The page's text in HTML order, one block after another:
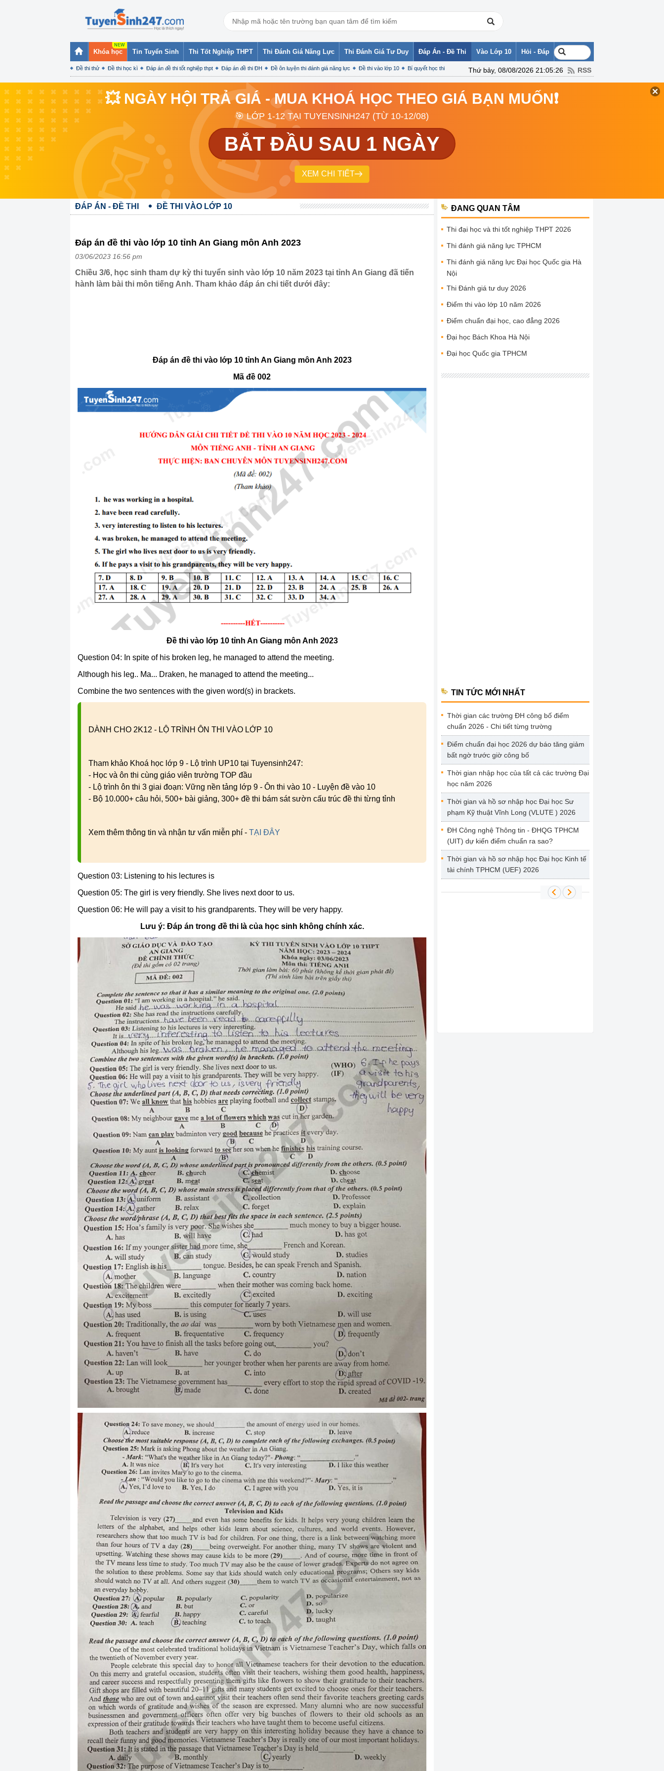
Khóa học Tin Tuyển Sinh Thi Tốt Nghiệp THPT Thi Đánh Giá Năng Lực Thi Đánh Giá Tư Duy Đáp Án - Đề Thi
Đề thi thử Đề thi học kì Đáp án đề thi tốt nghiệp thpt Đáp án đề thi ĐH Đề ôn luyện thi đánh giá năng lực Đề thi vào lớp 10 Bí quyết học thi
Vào Lớp 10 Hỏi - Đáp
Thứ bảy, 08/08/2026 21:05:26 RSS
💥 NGÀY HỘI TRẢ GIÁ - MUA KHOÁ HỌC THEO GIÁ BẠN MUỐN❗
🎯 LỚP 1-12 TẠI TUYENSINH247 (TỪ 10-12/08)
BẮT ĐẦU SAU 1 NGÀY
XEM CHI TIẾT
ĐÁP ÁN - ĐỀ THI ĐỀ THI VÀO LỚP 10
Đáp án đề thi vào lớp 10 tỉnh An Giang môn Anh 2023
03/06/2023 16:56 pm
Chiều 3/6, học sinh tham dự kỳ thi tuyển sinh vào lớp 10 năm 2023 tại tỉnh An Giang đã tiến
hành làm bài thi môn tiếng Anh. Tham khảo đáp án chi tiết dưới đây:
Đáp án đề thi vào lớp 10 tỉnh An Giang môn Anh 2023
Mã đề 002
Đề thi vào lớp 10 tỉnh An Giang môn Anh 2023
Question 04: In spite of his broken leg, he managed to attend the meeting.
Although his leg.. Ma... Draken, he managed to attend the meeting...
Combine the two sentences with the given word(s) in brackets.
DÀNH CHO 2K12 - LỘ TRÌNH ÔN THI VÀO LỚP 10
Tham khảo Khoá học lớp 9 - Lộ trình UP10 tại Tuyensinh247:
- Học và ôn thi cùng giáo viên trường TOP đầu
- Lộ trình ôn thi 3 giai đoạn: Vững nền tảng lớp 9 - Ôn thi vào 10 - Luyện đề vào 10
- Bộ 10.000+ câu hỏi, 500+ bài giảng, 300+ đề thi bám sát sườn cấu trúc đề thi từng tỉnh
Xem thêm thông tin và nhận tư vấn miễn phí - TẠI ĐÂY
Question 03: Listening to his lectures is
Question 05: The girl is very friendly. She lives next door to us.
Question 06: He will pay a visit to his grandparents. They will be very happy.
Lưu ý: Đáp án trong đề thi là của học sinh không chính xác.
ĐANG QUAN TÂM
Thi đại học và thi tốt nghiệp THPT 2026
Thi đánh giá năng lực TPHCM
Thi đánh giá năng lực Đại học Quốc gia Hà
Nội
Thi Đánh giá tư duy 2026
Điểm thi vào lớp 10 năm 2026
Điểm chuẩn đại học, cao đẳng 2026
Đại học Bách Khoa Hà Nội
Đại học Quốc gia TPHCM
TIN TỨC MỚI NHẤT
Thời gian các trường ĐH công bố điểm
chuẩn 2026 - Chi tiết từng trường
Điểm chuẩn đại học 2026 dự báo tăng giảm
bất ngờ trước giờ công bố
Thời gian nhập học của tất cả các trường Đại
học năm 2026
Thời gian và hồ sơ nhập học Đại học Sư
phạm Kỹ thuật Vĩnh Long (VLUTE ) 2026
ĐH Công nghệ Thông tin - ĐHQG TPHCM
(UIT) dự kiến điểm chuẩn ra sao?
Thời gian và hồ sơ nhập học Đại học Kinh tế
tài chính TPHCM (UEF) 2026